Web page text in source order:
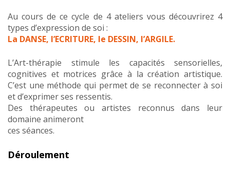
Au cours de ce cycle de 4 ateliers vous découvrirez 4
types d’expression de soi :
La DANSE, l’ECRITURE, le DESSIN, l’ARGILE.
L’Art-thérapie stimule les capacités sensorielles,
cognitives et motrices grâce à la création artistique.
C’est une méthode qui permet de se reconnecter à soi
et d’exprimer ses ressentis.
Des thérapeutes ou artistes reconnus dans leur
domaine animeront
ces séances.
Déroulement